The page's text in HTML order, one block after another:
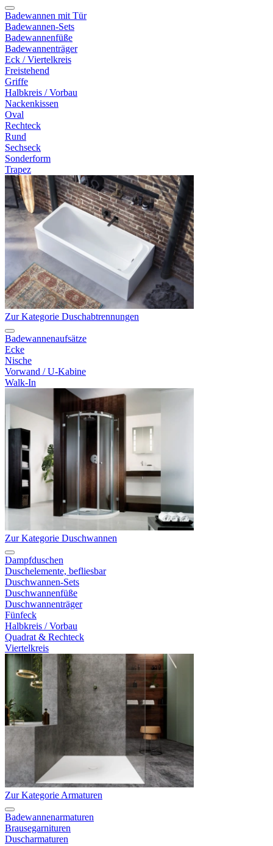
Badewannen mit Tür
Badewannen-Sets
Badewannenfüße
Badewannenträger
Eck / Viertelkreis
Freistehend
Griffe
Halbkreis / Vorbau
Nackenkissen
Oval
Rechteck
Rund
Sechseck
Sonderform
Trapez
Zur Kategorie Duschabtrennungen
Badewannenaufsätze
Ecke
Nische
Vorwand / U-Kabine
Walk-In
Zur Kategorie Duschwannen
Dampfduschen
Duschelemente, befliesbar
Duschwannen-Sets
Duschwannenfüße
Duschwannenträger
Fünfeck
Halbkreis / Vorbau
Quadrat & Rechteck
Viertelkreis
Zur Kategorie Armaturen
Badewannenarmaturen
Brausegarnituren
Duscharmaturen